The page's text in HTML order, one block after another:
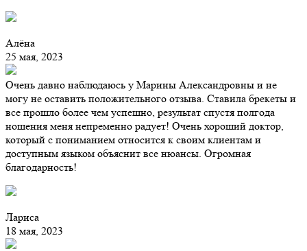
Алёна
25 мая, 2023
Очень давно наблюдаюсь у Марины Александровны и не
могу не оставить положительного отзыва. Ставила брекеты и
все прошло более чем успешно, результат спустя полгода
ношения меня непременно радует! Очень хороший доктор,
который с пониманием относится к своим клиентам и
доступным языком объяснит все нюансы. Огромная
благодарность!
Лариса
18 мая, 2023